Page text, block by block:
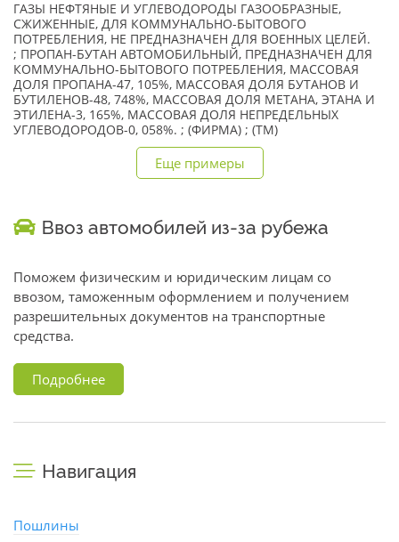
ГАЗЫ НЕФТЯНЫЕ И УГЛЕВОДОРОДЫ ГАЗООБРАЗНЫЕ,
СЖИЖЕННЫЕ, ДЛЯ КОММУНАЛЬНО-БЫТОВОГО
ПОТРЕБЛЕНИЯ, НЕ ПРЕДНАЗНАЧЕН ДЛЯ ВОЕННЫХ ЦЕЛЕЙ.
; ПРОПАН-БУТАН АВТОМОБИЛЬНЫЙ, ПРЕДНАЗНАЧЕН ДЛЯ
КОММУНАЛЬНО-БЫТОВОГО ПОТРЕБЛЕНИЯ, МАССОВАЯ
ДОЛЯ ПРОПАНА-47, 105%, МАССОВАЯ ДОЛЯ БУТАНОВ И
БУТИЛЕНОВ-48, 748%, МАССОВАЯ ДОЛЯ МЕТАНА, ЭТАНА И
ЭТИЛЕНА-3, 165%, МАССОВАЯ ДОЛЯ НЕПРЕДЕЛЬНЫХ
УГЛЕВОДОРОДОВ-0, 058%. ; (ФИРМА) ; (TM)
Еще примеры
Ввоз автомобилей из-за рубежа
Поможем физическим и юридическим лицам со
ввозом, таможенным оформлением и получением
разрешительных документов на транспортные
средства.
Подробнее
Навигация
Пошлины